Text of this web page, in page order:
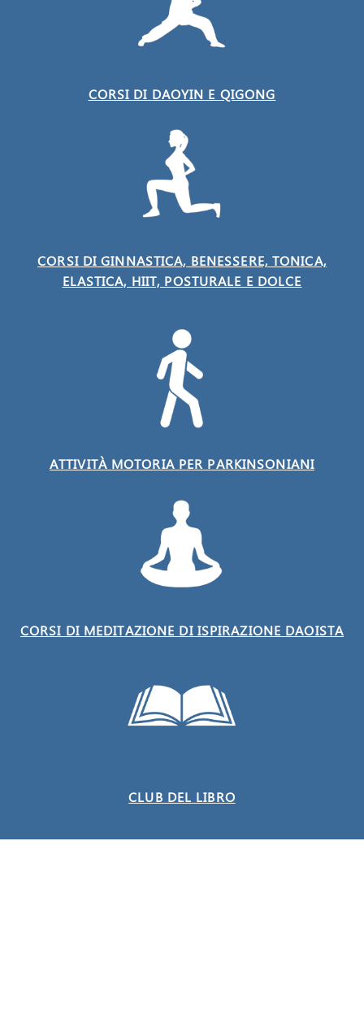
CORSI DI DAOYIN E QIGONG
CORSI DI GINNASTICA, BENESSERE, TONICA,
ELASTICA, HIIT, POSTURALE E DOLCE
ATTIVITÀ MOTORIA PER PARKINSONIANI
CORSI DI MEDITAZIONE DI ISPIRAZIONE DAOISTA
CLUB DEL LIBRO